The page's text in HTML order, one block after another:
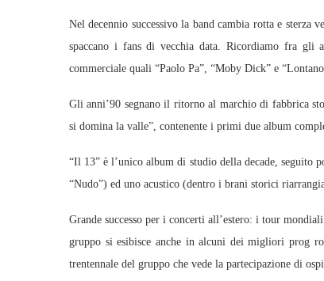
Nel decennio successivo la band cambia rotta e
spaccano i fans di vecchia data. Ricordiamo fra gli
commerciale quali “Paolo Pa”, “Moby Dick” e
Gli anni’90 segnano il ritorno al marchio di fabbrica
si domina la valle”, contenente i primi due album
“Il 13” è l’unico album di studio della decade, seguito
“Nudo”) ed uno acustico (dentro i brani storici
Grande successo per i concerti all’estero: i tour
gruppo si esibisce anche in alcuni dei migliori prog
trentennale del gruppo che vede la partecipazione di